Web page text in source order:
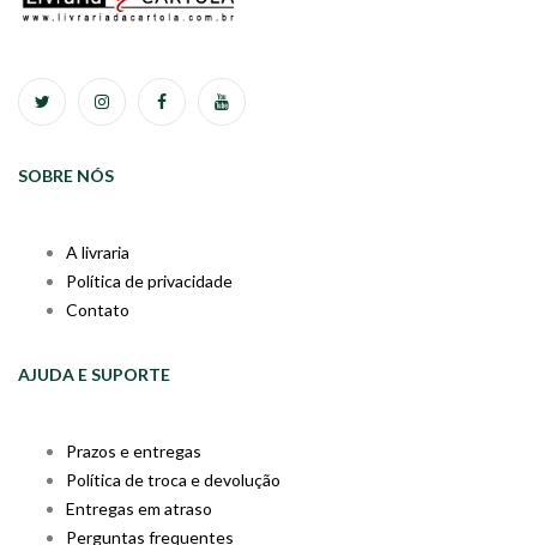
SOBRE NÓS
A livraria
Política de privacidade
Contato
AJUDA E SUPORTE
Prazos e entregas
Política de troca e devolução
Entregas em atraso
Perguntas frequentes